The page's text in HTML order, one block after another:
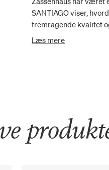
SANTIAGO viser,
fremragende kvalitet
designet med en
Læs mere